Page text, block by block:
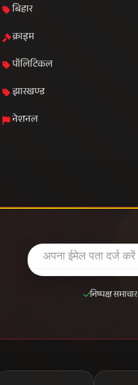
बिहार
क्राइम
पॉलिटिकल
झारखण्ड
नेशनल
निष्पक्ष समाचार